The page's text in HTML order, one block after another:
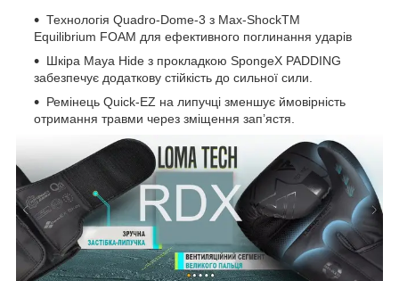
Технологія Quadro-Dome-3 з Max-ShockTM
Equilibrium FOAM для ефективного поглинання ударів
Шкіра Maya Hide з прокладкою SpongeX PADDING
забезпечує додаткову стійкість до сильної сили.
Ремінець Quick-EZ на липучці зменшує ймовірність
отримання травми через зміщення зап’ястя.